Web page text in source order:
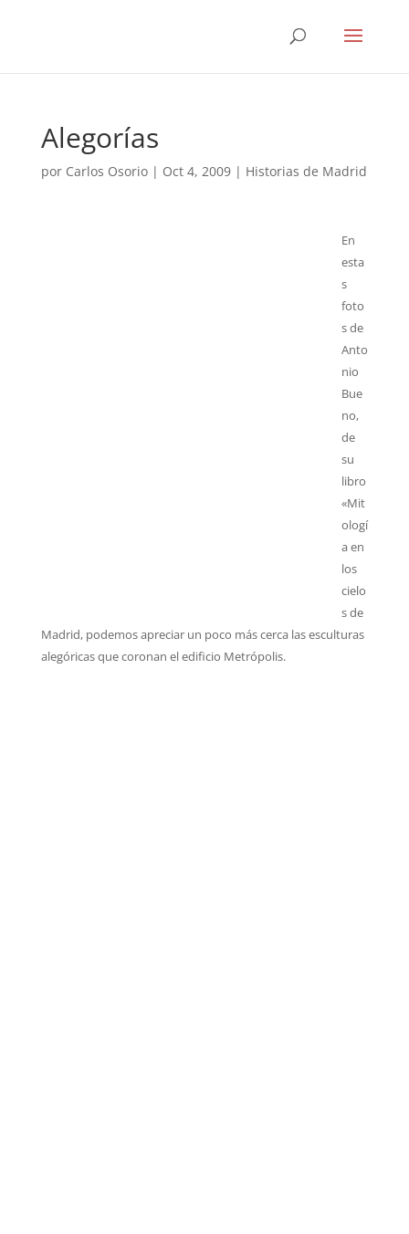
Alegorías
por Carlos Osorio| Oct 4, 2009| Historias de Madrid
En
esta
s
foto
s de
Anto
nio
Bue
no,
de
su
libro
«Mit
ologí
a en
los
cielo
s de
Madrid, podemos apreciar un poco más cerca las esculturas
alegóricas que coronan el edificio Metrópolis.